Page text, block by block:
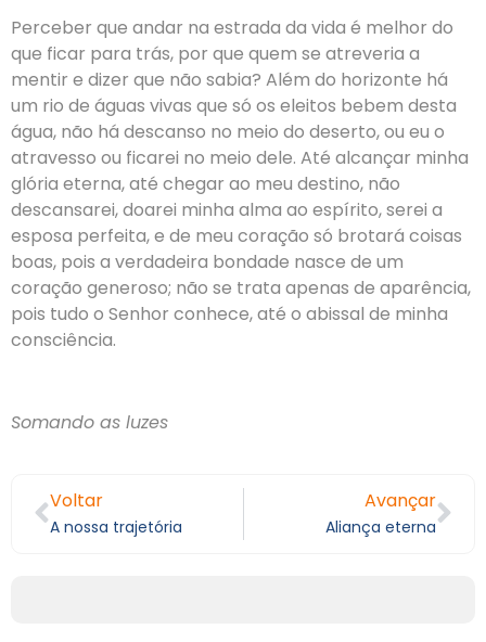
Perceber que andar na estrada da vida é melhor do
que ficar para trás, por que quem se atreveria a
mentir e dizer que não sabia? Além do horizonte há
um rio de águas vivas que só os eleitos bebem desta
água, não há descanso no meio do deserto, ou eu o
atravesso ou ficarei no meio dele. Até alcançar minha
glória eterna, até chegar ao meu destino, não
descansarei, doarei minha alma ao espírito, serei a
esposa perfeita, e de meu coração só brotará coisas
boas, pois a verdadeira bondade nasce de um
coração generoso; não se trata apenas de aparência,
pois tudo o Senhor conhece, até o abissal de minha
consciência.
Somando as luzes
Voltar
A nossa trajetória
Avançar
Aliança eterna